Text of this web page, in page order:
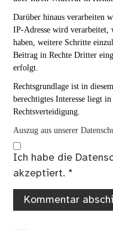
Darüber hinaus verarbeiten
IP-Adresse wird verarbeitet,
haben, weitere Schritte
Beitrag in Rechte Dritter
erfolgt.
Rechtsgrundlage ist in
berechtigtes Interesse liegt
Rechtsverteidigung.
Auszug aus unserer
Ich habe die
akzeptiert. *